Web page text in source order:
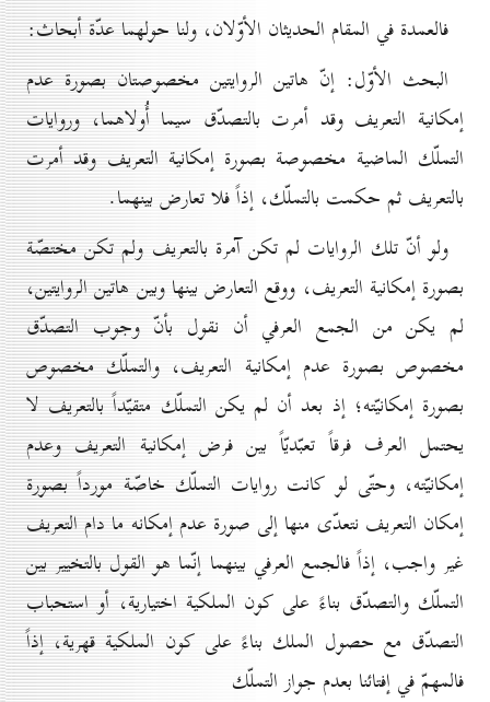
فالعمدة في المقام الحديثان الأوّلان، ولنا حولهما عدّة أبحاث:
البحث الأوّل: إنّ هاتين الروايتين مخصوصتان بصورة عدم
إمكانية التعريف وقد أمرت بالتصدّق سيما أُولاهما، وروايات
التملّك الماضية مخصوصة بصورة إمكانية التعريف وقد أمرت
بالتعريف ثم حكمت بالتملّك، إذاً فلا تعارض بينهما.
ولو أنّ تلك الروايات لم تكن آمرة بالتعريف ولم تكن مختصّة
بصورة إمكانية التعريف، ووقع التعارض بينها وبين هاتين الروايتين،
لم يكن من الجمع العرفي أن نقول بأنّ وجوب التصدّق
مخصوص بصورة عدم إمكانية التعريف، والتملّك مخصوص
بصورة إمكانيّته؛ إذ بعد أن لم يكن التملّك متقيّداً بالتعريف لا
يحتمل العرف فرقاً تعبّديّاً بين فرض إمكانية التعريف وعدم
إمكانيّته، وحتّى لو كانت روايات التملّك خاصّة مورداً بصورة
إمكان التعريف نتعدّى منها إلى صورة عدم إمكانه ما دام التعريف
غير واجب، إذاً فالجمع العرفي بينهما إنّما هو القول بالتخيير بين
التملّك والتصدّق بناءً على كون الملكية اختيارية، أو استحباب
التصدّق مع حصول الملك بناءً على كون الملكية قهرية، إذاً
فالمهمّ في إفتائنا بعدم جواز التملّك